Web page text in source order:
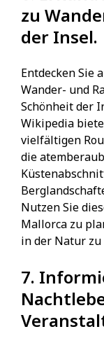
zu
der Insel.
Entdecken Sie
Wander- und
Schönheit der
Wikipedia
vielfältigen
die
Nutzen Sie
Mallorca zu
in der Natur zu
7.